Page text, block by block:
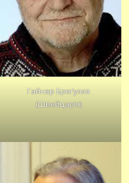
Гайнер Бреґулля
(Швейцарія)